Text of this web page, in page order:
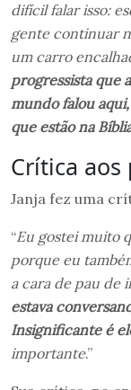
difícil falar isso:
gente continuar
um carro
progressista que
mundo falou
que estão na
Crítica aos
Janja fez uma
“Eu gostei muito
porque eu
a cara de pau de
estava
Insignificante é
importante.”